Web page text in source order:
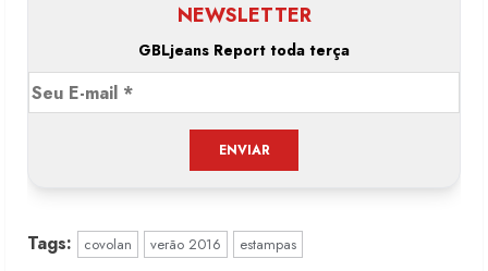
NEWSLETTER
GBLjeans Report toda terça
Tags: covolan verão 2016 estampas